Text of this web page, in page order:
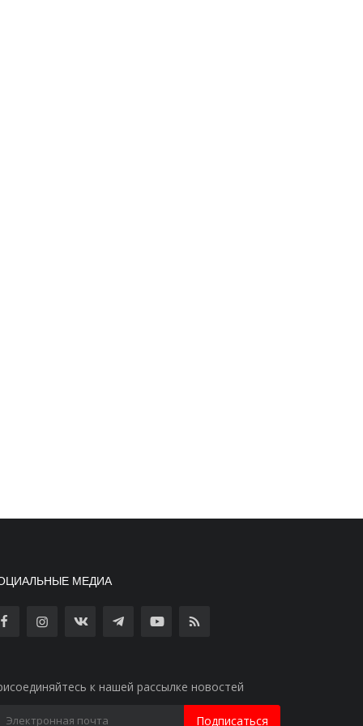
МЕДИА
к нашей рассылке новостей
Подписаться